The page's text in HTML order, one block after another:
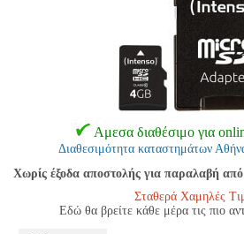
Αμεσα διαθέσιμο για
Διαθεσιμότητα καταστημάτων
Χωρίς έξοδα αποστολής για παραλαβή
Σταθερά Χαμηλές
Εδώ θα βρείτε κάθε μέρα τις πιο